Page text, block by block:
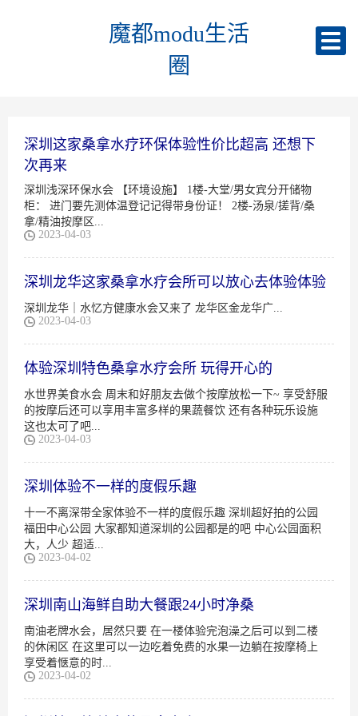
魔都modu生活
圈
深圳这家桑拿水疗环保体验性价比超高 还想下
次再来
深圳浅深环保水会 【环境设施】 1楼-大堂/男女宾分开储物
柜： 进门要先测体温登记记得带身份证！ 2楼-汤泉/搓背/桑
拿/精油按摩区...
2023-04-03
深圳龙华这家桑拿水疗会所可以放心去体验体验
深圳龙华｜水忆方健康水会又来了 龙华区金龙华广...
2023-04-03
体验深圳特色桑拿水疗会所 玩得开心的
水世界美食水会 周末和好朋友去做个按摩放松一下~ 享受舒服
的按摩后还可以享用丰富多样的果蔬餐饮 还有各种玩乐设施
这也太可了吧...
2023-04-03
深圳体验不一样的度假乐趣
十一不离深带全家体验不一样的度假乐趣 深圳超好拍的公园
福田中心公园 大家都知道深圳的公园都是的吧 中心公园面积
大，人少 超适...
2023-04-02
深圳南山海鲜自助大餐跟24小时净桑
南油老牌水会，居然只要 在一楼体验完泡澡之后可以到二楼
的休闲区 在这里可以一边吃着免费的水果一边躺在按摩椅上
享受着惬意的时...
2023-04-02